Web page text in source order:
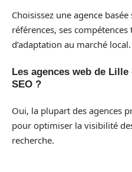
Choisissez une agence
références, ses
d’adaptation au marché local.
Les agences web de
SEO ?
Oui, la plupart des agences
pour optimiser la visibilité
recherche.